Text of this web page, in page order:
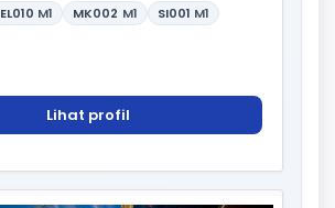
EL010 M1 MK002 M1 SI001 M1
Lihat profil